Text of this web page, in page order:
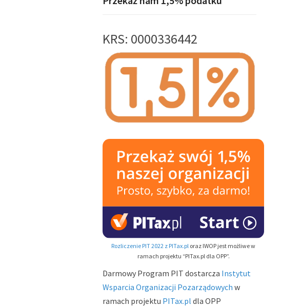
KRS: 0000336442
Rozliczenie PIT 2022 z PITax.pl oraz IWOP jest możliwe w
ramach projektu “PITax.pl dla OPP”.
Darmowy Program PIT dostarcza Instytut
Wsparcia Organizacji Pozarządowych w
ramach projektu PITax.pl dla OPP